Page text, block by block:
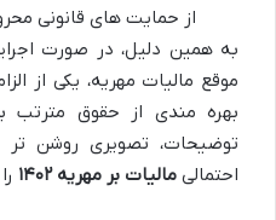
از حمایت های قانونی
به همین دلیل، در صورت
موقع مالیات مهریه، یکی از
بهره مندی از حقوق مترتب
توضیحات، تصویری روشن تر
احتمالی مالیات بر مهریه ۱۴۰۲